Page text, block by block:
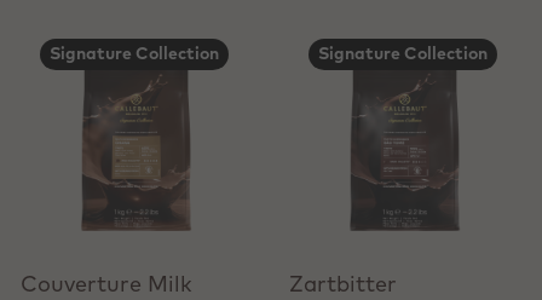
Signature Collection
Schnell hinzufügen
Couverture Milk
Signature Collection
Schnell hinzufügen
Zartbitter